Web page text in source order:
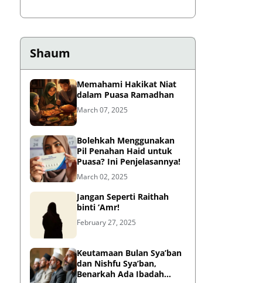
Shaum
Memahami Hakikat Niat
dalam Puasa Ramadhan
March 07, 2025
Bolehkah Menggunakan
Pil Penahan Haid untuk
Puasa? Ini Penjelasannya!
March 02, 2025
Jangan Seperti Raithah
binti ‘Amr!
February 27, 2025
Keutamaan Bulan Sya’ban
dan Nishfu Sya’ban,
Benarkah Ada Ibadah